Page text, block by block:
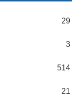
29
3
514
21